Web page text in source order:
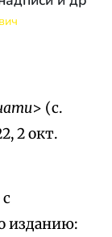
> (с.
2 окт.
изданию: